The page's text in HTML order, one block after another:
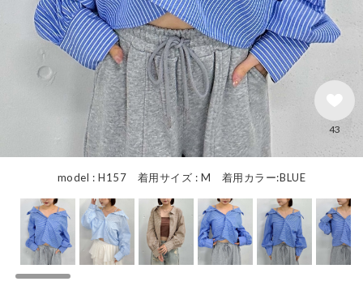
model : H157 着用サイズ : M 着用カラー:BLUE
43